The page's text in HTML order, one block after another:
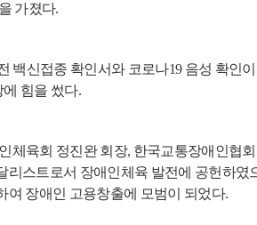
가졌다.
백신접종 확인서와 코로나19 음성 확인
힘을 썼다.
체육회 정진완 회장, 한국교통장애인협
리스트로서 장애인체육 발전에 공헌하였
장애인 고용창출에 모범이 되었다.